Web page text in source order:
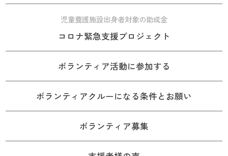
児童養護施設出身者対象の助成金
コロナ緊急支援プロジェクト
ボランティア活動に参加する
ボランティアクルーになる条件とお願い
ボランティア募集